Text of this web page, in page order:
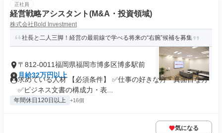
正社員
経営戦略アシスタント(M&A・投資領域)
株式会社Bold Investment
社長と二人三脚！経営の最前線で学べる将来の“右腕”候補を募集
〒812-0011福岡県福岡市博多区博多駅前
月給32万円以上
求めている人材 【必須条件】 ✅仕事の好きな方・真面目な方
✅ビジネス文書の構成力・表...
年間休日120日以上 +16個
気になる